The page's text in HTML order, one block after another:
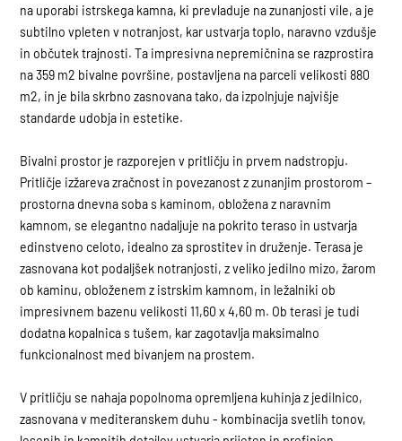
na uporabi istrskega kamna, ki prevladuje na zunanjosti vile, a je
subtilno vpleten v notranjost, kar ustvarja toplo, naravno vzdušje
in občutek trajnosti. Ta impresivna nepremičnina se razprostira
na 359 m2 bivalne površine, postavljena na parceli velikosti 880
m2, in je bila skrbno zasnovana tako, da izpolnjuje najvišje
standarde udobja in estetike.
Bivalni prostor je razporejen v pritličju in prvem nadstropju.
Pritličje izžareva zračnost in povezanost z zunanjim prostorom –
prostorna dnevna soba s kaminom, obložena z naravnim
kamnom, se elegantno nadaljuje na pokrito teraso in ustvarja
edinstveno celoto, idealno za sprostitev in druženje. Terasa je
zasnovana kot podaljšek notranjosti, z veliko jedilno mizo, žarom
ob kaminu, obloženem z istrskim kamnom, in ležalniki ob
impresivnem bazenu velikosti 11,60 x 4,60 m. Ob terasi je tudi
dodatna kopalnica s tušem, kar zagotavlja maksimalno
funkcionalnost med bivanjem na prostem.
V pritličju se nahaja popolnoma opremljena kuhinja z jedilnico,
zasnovana v mediteranskem duhu - kombinacija svetlih tonov,